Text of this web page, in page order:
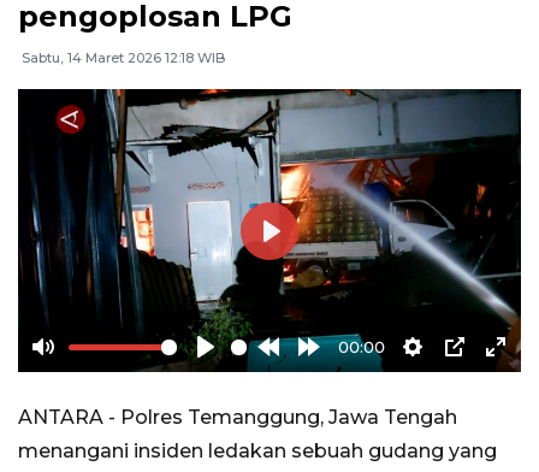
pengoplosan LPG
Sabtu, 14 Maret 2026 12:18 WIB
Mute Play
RewindForward
10s
00:00
Settings
PIP
Play
ANTARA - Polres Temanggung, Jawa Tengah
menangani insiden ledakan sebuah gudang yang